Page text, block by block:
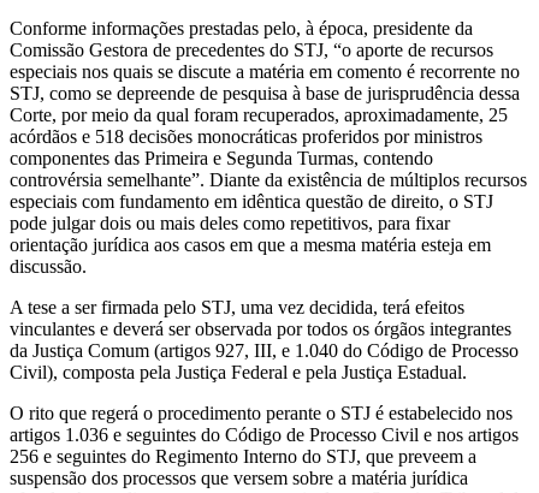
Conforme informações prestadas pelo, à época, presidente da
Comissão Gestora de precedentes do STJ, “o aporte de recursos
especiais nos quais se discute a matéria em comento é recorrente no
STJ, como se depreende de pesquisa à base de jurisprudência dessa
Corte, por meio da qual foram recuperados, aproximadamente, 25
acórdãos e 518 decisões monocráticas proferidos por ministros
componentes das Primeira e Segunda Turmas, contendo
controvérsia semelhante”. Diante da existência de múltiplos recursos
especiais com fundamento em idêntica questão de direito, o STJ
pode julgar dois ou mais deles como repetitivos, para fixar
orientação jurídica aos casos em que a mesma matéria esteja em
discussão.
A tese a ser firmada pelo STJ, uma vez decidida, terá efeitos
vinculantes e deverá ser observada por todos os órgãos integrantes
da Justiça Comum (artigos 927, III, e 1.040 do Código de Processo
Civil), composta pela Justiça Federal e pela Justiça Estadual.
O rito que regerá o procedimento perante o STJ é estabelecido nos
artigos 1.036 e seguintes do Código de Processo Civil e nos artigos
256 e seguintes do Regimento Interno do STJ, que preveem a
suspensão dos processos que versem sobre a matéria jurídica